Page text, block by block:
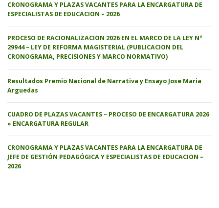
CRONOGRAMA Y PLAZAS VACANTES PARA LA ENCARGATURA DE
ESPECIALISTAS DE EDUCACION – 2026
PROCESO DE RACIONALIZACION 2026 EN EL MARCO DE LA LEY N°
29944 – LEY DE REFORMA MAGISTERIAL (PUBLICACION DEL
CRONOGRAMA, PRECISIONES Y MARCO NORMATIVO)
Resultados Premio Nacional de Narrativa y Ensayo Jose Maria
Arguedas
CUADRO DE PLAZAS VACANTES – PROCESO DE ENCARGATURA 2026
» ENCARGATURA REGULAR
CRONOGRAMA Y PLAZAS VACANTES PARA LA ENCARGATURA DE
JEFE DE GESTIÓN PEDAGÓGICA Y ESPECIALISTAS DE EDUCACION –
2026